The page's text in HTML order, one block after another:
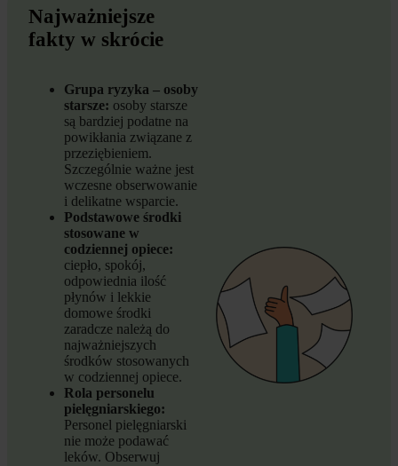
Najważniejsze
fakty w skrócie
Grupa ryzyka – osoby
starsze: osoby starsze
są bardziej podatne na
powikłania związane z
przeziębieniem.
Szczególnie ważne jest
wczesne obserwowanie
i delikatne wsparcie.
Podstawowe środki
stosowane w
codziennej opiece:
ciepło, spokój,
odpowiednia ilość
płynów i lekkie
domowe środki
zaradcze należą do
najważniejszych
środków stosowanych
w codziennej opiece.
Rola personelu
pielęgniarskiego:
Personel pielęgniarski
nie może podawać
leków. Obserwuj